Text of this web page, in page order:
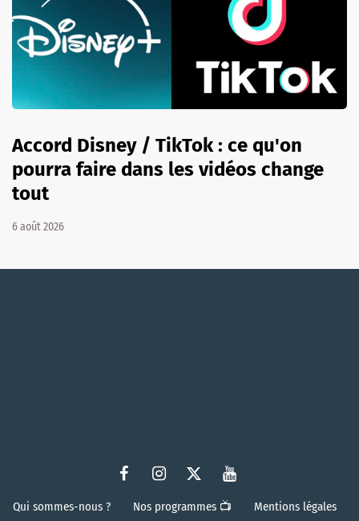
Accord Disney / TikTok : ce qu'on
pourra faire dans les vidéos change
tout
6 août 2026
Qui sommes-nous ? Nos programmes 📺
Mentions légales